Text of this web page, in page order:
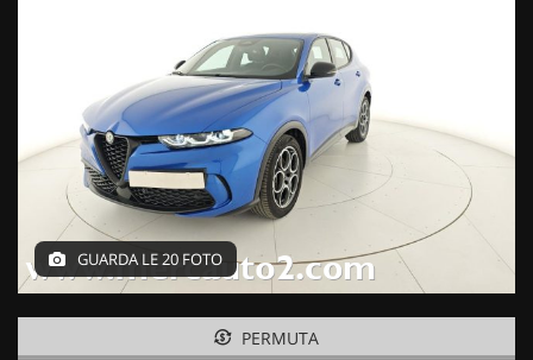
NOLEGGIO BREVE TERMINE
CONTATTI
GUARDA LE 20 FOTO
PERMUTA